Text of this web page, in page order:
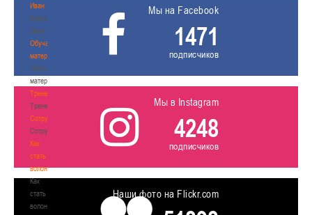
Иван
Едешко
Иван
Обучающие
материалы
Обучающие
материалы
Тренерам
Тренерам
Сотрудничество
Сотрудничество
Как
стать
волонтером
Как
стать
волонтером
Мы на Facebook
1471
подписчиков
Мы в Instagram
4248
подписчиков
Наши фото на Flickr.com